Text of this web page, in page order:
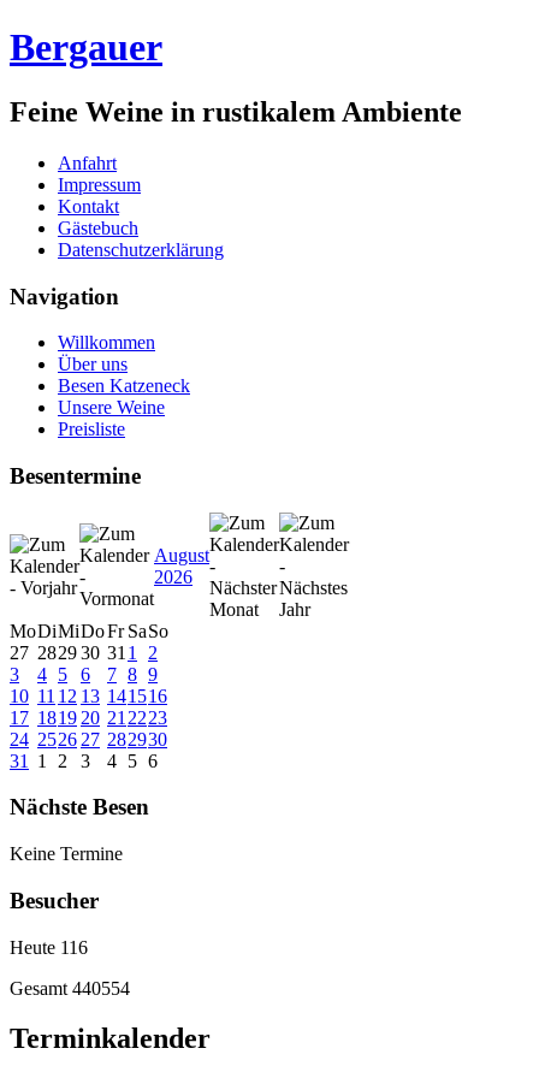
Bergauer
Feine Weine in rustikalem Ambiente
Anfahrt
Impressum
Kontakt
Gästebuch
Datenschutzerklärung
Navigation
Willkommen
Über uns
Besen Katzeneck
Unsere Weine
Preisliste
Besentermine
August
2026
MoDiMiDoFr SaSo
27 282930 31 1
2
3
4 5 6 7 8 9
10 11 12 13 141516
17 1819 20 21 2223
24 2526 27 282930
31
1 2 3 4 5 6
Nächste Besen
Keine Termine
Besucher
Heute 116
Gesamt 440554
Terminkalender